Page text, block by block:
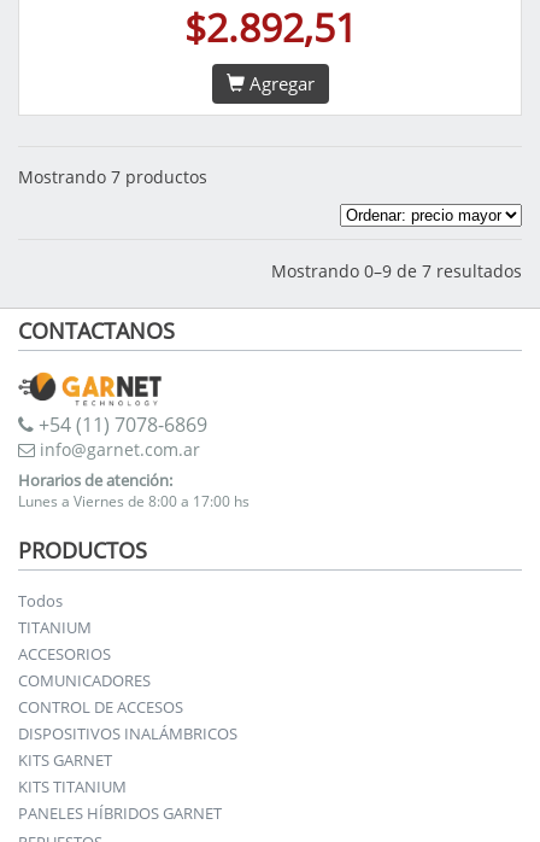
$2.892,51
Agregar
Mostrando 7 productos
Mostrando 0–9 de 7 resultados
CONTACTANOS
+54 (11) 7078-6869
info@garnet.com.ar
Horarios de atención:
Lunes a Viernes de 8:00 a 17:00 hs
PRODUCTOS
Todos
TITANIUM
ACCESORIOS
COMUNICADORES
CONTROL DE ACCESOS
DISPOSITIVOS INALÁMBRICOS
KITS GARNET
KITS TITANIUM
PANELES HÍBRIDOS GARNET